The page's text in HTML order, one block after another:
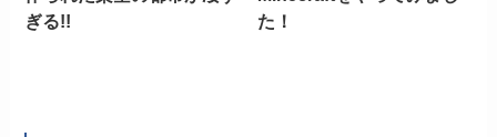
ぎる!!
た！